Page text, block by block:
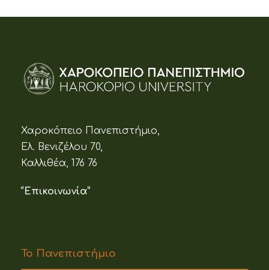
Χαροκόπειο Πανεπιστήμιο,
Ελ. Βενιζέλου 70,
Καλλιθέα, 176 76
“Επικοινωνία”
Το Πανεπιστήμιο